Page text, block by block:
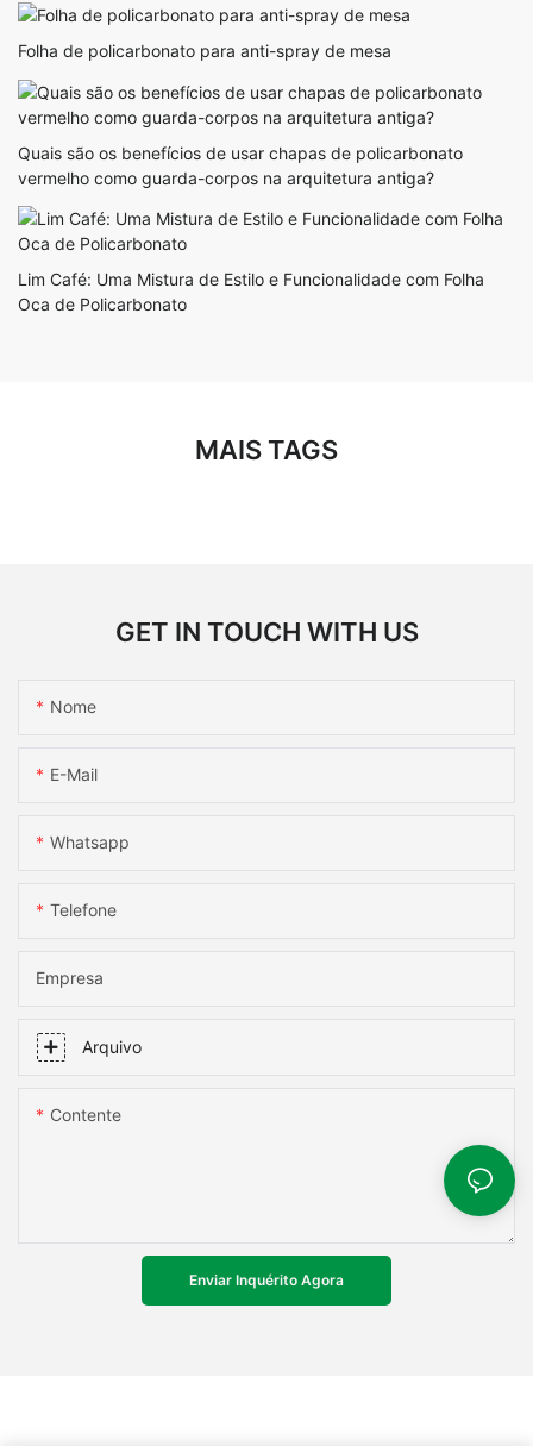
Folha de policarbonato para anti-spray de mesa
Quais são os benefícios de usar chapas de policarbonato
vermelho como guarda-corpos na arquitetura antiga?
Lim Café: Uma Mistura de Estilo e Funcionalidade com Folha
Oca de Policarbonato
MAIS TAGS
GET IN TOUCH WITH US
Nome
E-Mail
Whatsapp
Telefone
Empresa
Arquivo
Contente
Enviar Inquérito Agora